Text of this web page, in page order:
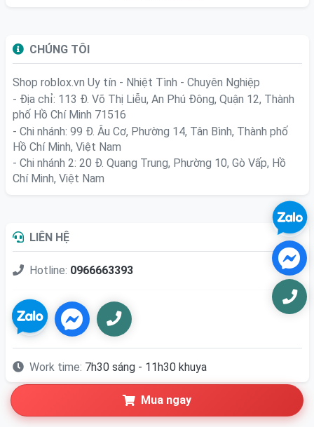
Mua ngay
CHÚNG TÔI
Shop roblox.vn Uy tín - Nhiệt Tình - Chuyên Nghiệp
- Địa chỉ: 113 Đ. Võ Thị Liễu, An Phú Đông, Quận 12, Thành
phố Hồ Chí Minh 71516
- Chi nhánh: 99 Đ. Âu Cơ, Phường 14, Tân Bình, Thành phố
Hồ Chí Minh, Việt Nam
- Chi nhánh 2: 20 Đ. Quang Trung, Phường 10, Gò Vấp, Hồ
Chí Minh, Việt Nam
LIÊN HỆ
Hotline: 0966663393
Work time: 7h30 sáng - 11h30 khuya